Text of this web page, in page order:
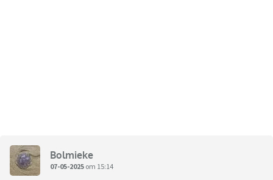
Bolmieke
07-05-2025 om 15:14